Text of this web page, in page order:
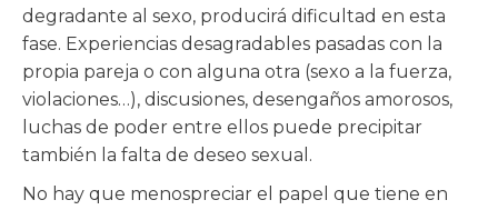
degradante al sexo, producirá dificultad en esta
fase. Experiencias desagradables pasadas con la
propia pareja o con alguna otra (sexo a la fuerza,
violaciones…), discusiones, desengaños amorosos,
luchas de poder entre ellos puede precipitar
también la falta de deseo sexual.
No hay que menospreciar el papel que tiene en